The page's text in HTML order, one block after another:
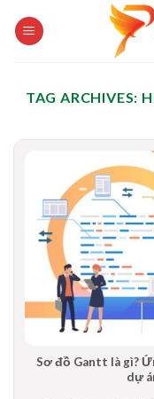
TAG ARCHIVES:
Sơ đồ Gantt là gì?
dự